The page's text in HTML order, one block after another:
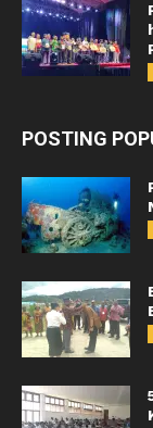
POSTING